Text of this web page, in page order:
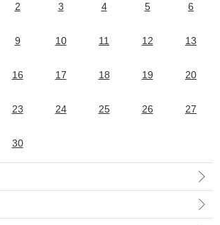
2 3 4 5 6
9 10 11 12 13
16 17 18 19 20
23 24 25 26 27
30